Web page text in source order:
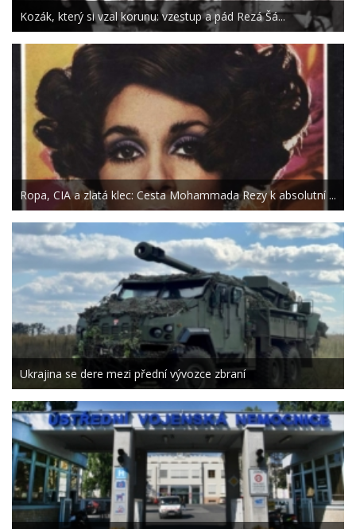
Kozák, který si vzal korunu: vzestup a pád Rezá Šá...
Ropa, CIA a zlatá klec: Cesta Mohammada Rezy k absolutní ...
Ukrajina se dere mezi přední vývozce zbraní